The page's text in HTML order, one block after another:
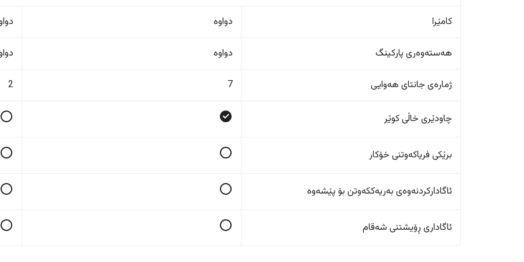
کامێرا دواوە
هەستەوەری پارکینگ دواوە
ژمارەی جانتای هەوایی 7
2
چاودێری خاڵی کوێر
برێکی فریاکەوتنی خۆکار
ئاگادارکردنەوەی بەریەککەوتن بۆ پێشەوە
ئاگاداری ڕۆیشتنی شەقام